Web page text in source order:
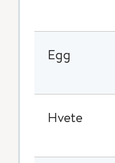
Egg
Hvete